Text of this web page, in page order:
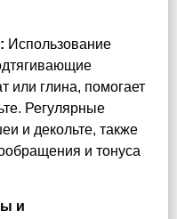
Использование
или глина, помогает
Регулярные
и декольте, также
и тонуса
и